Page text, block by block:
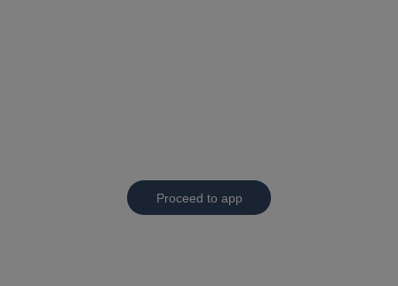
Proceed to app